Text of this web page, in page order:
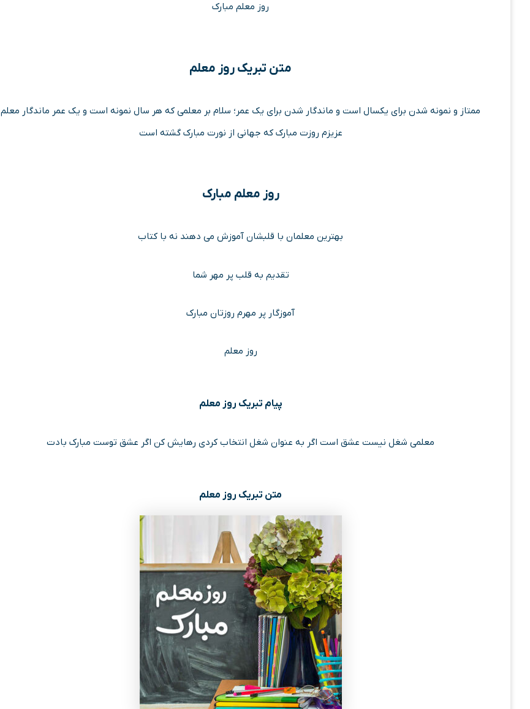
روز معلم مبارک
متن تبریک روز معلم
ممتاز و نمونه شدن برای یکسال است و ماندگار شدن برای یک عمر؛ سلام بر معلمی که هر سال نمونه است و یک عمر ماندگار معلم
عزیزم روزت مبارک که جهانی از نورت مبارک گشته است
روز معلم مبارک
بهترین معلمان با قلبشان آموزش می دهند نه با کتاب
تقدیم به قلب پر مهر شما
آموزگار پر مهرم روزتان مبارک
روز معلم
پیام تبریک روز معلم
معلمی شغل نیست عشق است اگر به عنوان شغل انتخاب کردی رهایش کن اگر عشق توست مبارک بادت
متن تبریک روز معلم